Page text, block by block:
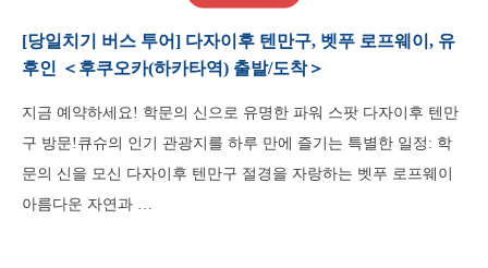
[당일치기 버스 투어] 다자이후 텐만구, 벳푸 로프웨이, 유
후인 ＜후쿠오카(하카타역) 출발/도착＞
지금 예약하세요! 학문의 신으로 유명한 파워 스팟 다자이후 텐만
구 방문!큐슈의 인기 관광지를 하루 만에 즐기는 특별한 일정: 학
문의 신을 모신 다자이후 텐만구 절경을 자랑하는 벳푸 로프웨이
아름다운 자연과 …